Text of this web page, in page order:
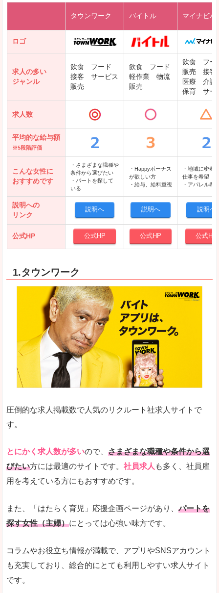
DODAエンジニア IT
クリーデンス
テンプスタッフ
アパレル転職なび
タウンワーク バイトル マイナビバ
ロゴ
求人の多い
ジャンル
飲食 フード
接客 サービス
販売
飲食 フード
軽作業 物流
販売
飲食 フー
販売 接客
医療 介護
保育 サー
求人数
平均的な給与額
※5段階評価
こんな女性に
おすすめです
・さまざまな職種や
条件から選びたい
・パートを探して
いる
・Happyボーナス
が欲しい方
・給与、給料重視
・地域に密着
仕事を希望
・アパレル希
説明への
リンク
説明へ 説明へ 説明へ
公式HP 公式HP 公式HP 公式HP
1.タウンワーク
圧倒的な求人掲載数で人気のリクルート社求人サイトで
す。
とにかく求人数が多いので、 さまざまな職種や条件から選
びたい方には最適のサイトです。 社員求人 も多く、社員雇
用を考えている方にもおすすめです。
また、「はたらく育児」応援企画ページがあり、パートを
探す女性（主婦）にとっては心強い味方です。
コラムやお役立ち情報が満載で、アプリやSNSアカウント
も充実しており、総合的にとても利用しやすい求人サイト
です。